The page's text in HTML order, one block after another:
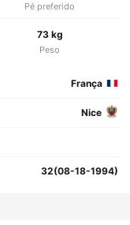
Pé preferido
73 kg
Peso
França
Nice
32(08-18-1994)